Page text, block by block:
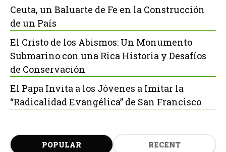
Ceuta, un Baluarte de Fe en la Construcción
de un País
El Cristo de los Abismos: Un Monumento
Submarino con una Rica Historia y Desafíos
de Conservación
El Papa Invita a los Jóvenes a Imitar la
“Radicalidad Evangélica” de San Francisco
POPULAR RECENT